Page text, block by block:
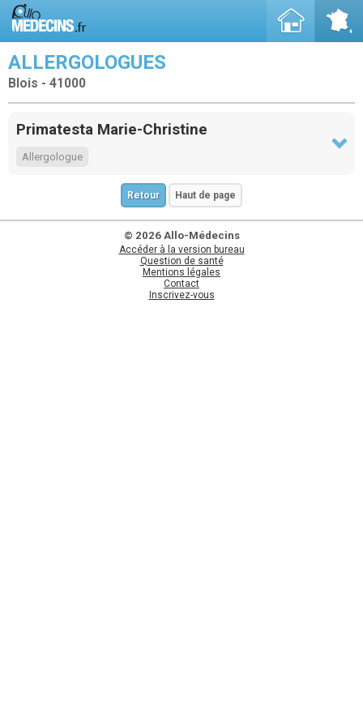
ALLERGOLOGUES
Blois - 41000
Primatesta Marie-Christine
Allergologue
Retour Haut de page
© 2026 Allo-Médecins
Accéder à la version bureau
Question de santé
Mentions légales
Contact
Inscrivez-vous